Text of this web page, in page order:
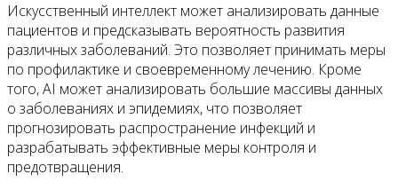
Искусственный интеллект может анализировать данные
пациентов и предсказывать вероятность развития
различных заболеваний. Это позволяет принимать меры
по профилактике и своевременному лечению. Кроме
того, AI может анализировать большие массивы данных
о заболеваниях и эпидемиях, что позволяет
прогнозировать распространение инфекций и
разрабатывать эффективные меры контроля и
предотвращения.